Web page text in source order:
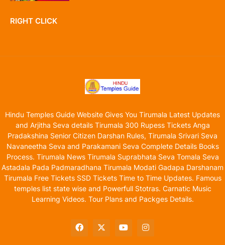
RIGHT CLICK
Hindu Temples Guide Website Gives You Tirumala Latest Updates
and Arjitha Seva details Tirumala 300 Rupess Tickets Anga
Pradakshina Senior Citizen Darshan Rules, Tirumala Srivari Seva
Navaneetha Seva and Parakamani Seva Complete Details Books
Process. Tirumala News Tirumala Suprabhata Seva Tomala Seva
Astadala Pada Padmaradhana Tirumala Modati Gadapa Darshanam
Tirumala Free Tickets SSD Tickets Time to Time Updates. Famous
temples list state wise and Powerfull Stotras. Carnatic Music
Learning Videos. Tour Plans and Packges Details.